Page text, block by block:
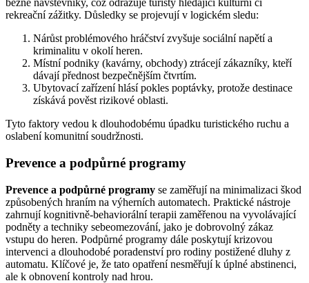
běžné návštěvníky, což odrazuje turisty hledající kulturní či
rekreační zážitky. Důsledky se projevují v logickém sledu:
Nárůst problémového hráčství zvyšuje sociální napětí a
kriminalitu v okolí heren.
Místní podniky (kavárny, obchody) ztrácejí zákazníky, kteří
dávají přednost bezpečnějším čtvrtím.
Ubytovací zařízení hlásí pokles poptávky, protože destinace
získává pověst rizikové oblasti.
Tyto faktory vedou k dlouhodobému úpadku turistického ruchu a
oslabení komunitní soudržnosti.
Prevence a podpůrné programy
Prevence a podpůrné programy se zaměřují na minimalizaci škod
způsobených hraním na výherních automatech. Praktické nástroje
zahrnují kognitivně-behaviorální terapii zaměřenou na vyvolávající
podněty a techniky sebeomezování, jako je dobrovolný zákaz
vstupu do heren. Podpůrné programy dále poskytují krizovou
intervenci a dlouhodobé poradenství pro rodiny postižené dluhy z
automatu. Klíčové je, že tato opatření nesměřují k úplné abstinenci,
ale k obnovení kontroly nad hrou.